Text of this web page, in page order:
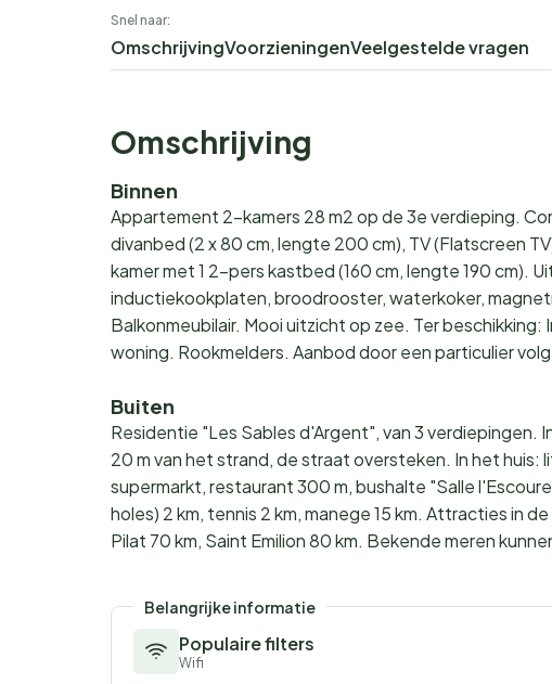
Snel naar:
OmschrijvingVoorzieningenVeelgestelde vragen
Omschrijving
Binnen
Appartement 2-kamers 28 m2 op de 3e verdieping.
divanbed (2 x 80 cm, lengte 200 cm), TV (Flatscreen
kamer met 1 2-pers kastbed (160 cm, lengte 190 cm).
inductiekookplaten, broodrooster, waterkoker,
Balkonmeubilair. Mooi uitzicht op zee. Ter
woning. Rookmelders. Aanbod door een particulier
Buiten
Residentie "Les Sables d'Argent", van 3 verdiepingen.
20 m van het strand, de straat oversteken. In het
supermarkt, restaurant 300 m, bushalte "Salle
holes) 2 km, tennis 2 km, manege 15 km. Attracties in
Pilat 70 km, Saint Emilion 80 km. Bekende meren
Belangrijke informatie
Populaire filters
Wifi